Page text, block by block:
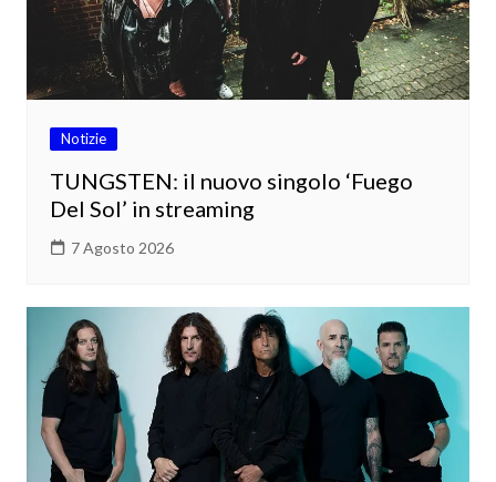
Notizie
TUNGSTEN: il nuovo singolo ‘Fuego
Del Sol’ in streaming
7 Agosto 2026